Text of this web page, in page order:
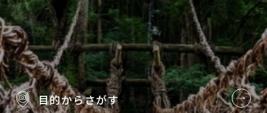
目的からさがす